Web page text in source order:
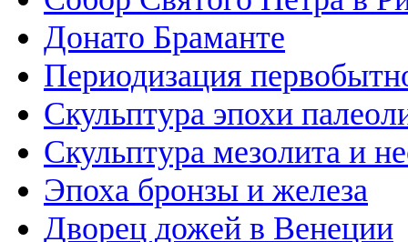
Донато Браманте
Периодизация
Скульптура эпохи
Скульптура мезолита и
Эпоха бронзы и железа
Дворец дожей в Венеции